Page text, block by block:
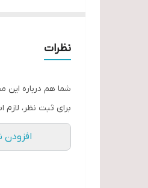
مقاومت بسیار بالا
مقاوم در برابر ضربه
پایدار در برابر
نظرات
شما هم درباره این
برای ثبت نظر،
افزودن